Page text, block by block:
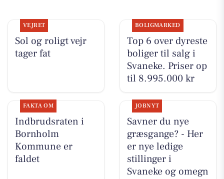
VEJRET
Sol og roligt vejr
tager fat
BOLIGMARKED
Top 6 over dyreste
boliger til salg i
Svaneke. Priser op
til 8.995.000 kr
FAKTA OM
Indbrudsraten i
Bornholm
Kommune er
faldet
JOBNYT
Savner du nye
græsgange? - Her
er nye ledige
stillinger i
Svaneke og omegn